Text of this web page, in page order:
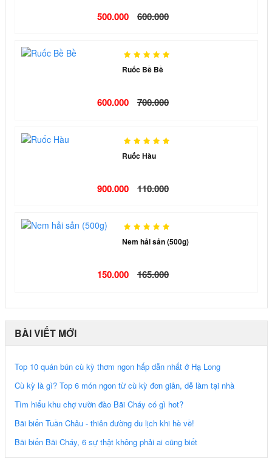
500.000 600.000
Ruốc Bề Bề
600.000 700.000
Ruốc Hàu
900.000 110.000
Nem hải sản (500g)
150.000 165.000
BÀI VIẾT MỚI
Top 10 quán bún cù kỳ thơm ngon hấp dẫn nhất ở Hạ Long
Cù kỳ là gì? Top 6 món ngon từ cù kỳ đơn giản, dễ làm tại nhà
Tìm hiểu khu chợ vườn đào Bãi Cháy có gì hot?
Bãi biển Tuần Châu - thiên đường du lịch khi hè về!
Bãi biển Bãi Cháy, 6 sự thật không phải ai cũng biết